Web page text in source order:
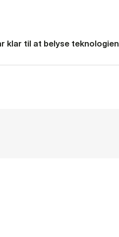
klar til at belyse teknologien